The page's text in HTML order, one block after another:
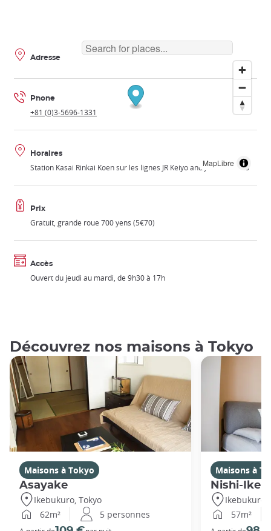
MapLibre
Adresse
Phone
+81 (0)3-5696-1331
Horaires
Station Kasai Rinkai Koen sur les lignes JR Keiyo and JR Musushino
Prix
Gratuit, grande roue 700 yens (5€70)
Accès
Ouvert du jeudi au mardi, de 9h30 à 17h
Découvrez nos maisons à Tokyo
Maisons à Tokyo
Asayake
Ikebukuro, Tokyo
62m²
5 personnes
Maisons à
Nishi-
Ikebukuro,
57m²